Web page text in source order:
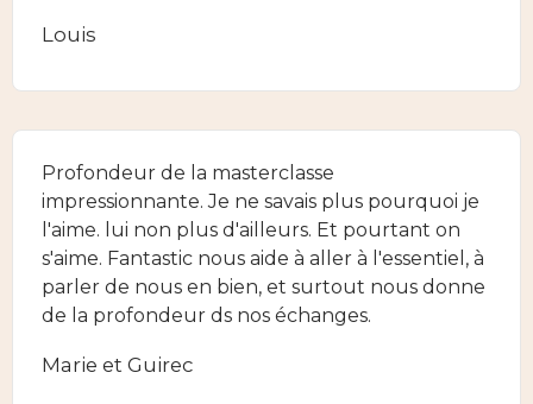
Louis
Profondeur de la masterclasse
impressionnante. Je ne savais plus pourquoi je
l'aime. lui non plus d'ailleurs. Et pourtant on
s'aime. Fantastic nous aide à aller à l'essentiel, à
parler de nous en bien, et surtout nous donne
de la profondeur ds nos échanges.
Marie et Guirec